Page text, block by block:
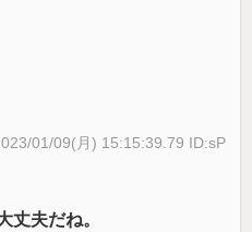
01/09(月) 15:15:39.79 ID:sP
丈夫だね。